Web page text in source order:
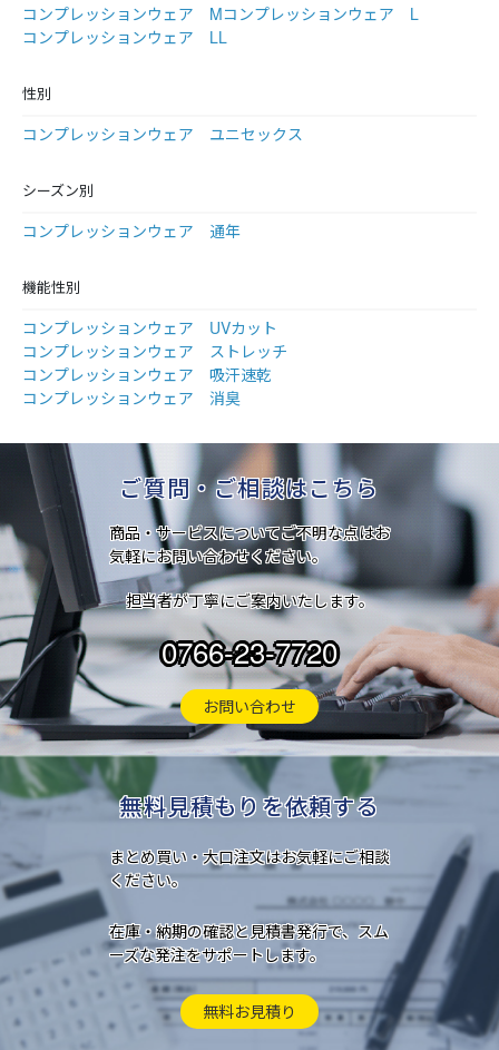
コンプレッションウェア Mコンプレッションウェア L
コンプレッションウェア LL
性別
コンプレッションウェア ユニセックス
シーズン別
コンプレッションウェア 通年
機能性別
コンプレッションウェア UVカット
コンプレッションウェア ストレッチ
コンプレッションウェア 吸汗速乾
コンプレッションウェア 消臭
ご質問・ご相談はこちら
商品・サービスについてご不明な点はお
気軽にお問い合わせください。
担当者が丁寧にご案内いたします。
0766-23-7720
お問い合わせ
無料見積もりを依頼する
まとめ買い・大口注文はお気軽にご相談
ください。
在庫・納期の確認と見積書発行で、スム
ーズな発注をサポートします。
無料お見積り